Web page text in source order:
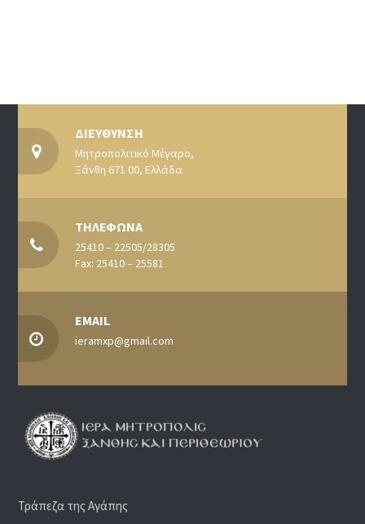
ΔΙΕΥΘΥΝΣΗ
Μητροπολιτικό Μέγαρο,
Ξάνθη 671 00, Ελλάδα
ΤΗΛΕΦΩΝΑ
25410 – 22505/28305
Fax: 25410 – 25581
EMAIL
ieramxp@gmail.com
Τράπεζα της Αγάπης